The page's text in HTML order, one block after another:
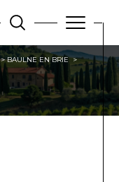
BAULNE EN BRIE